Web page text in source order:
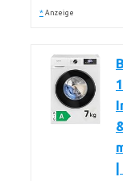
* Anzeige